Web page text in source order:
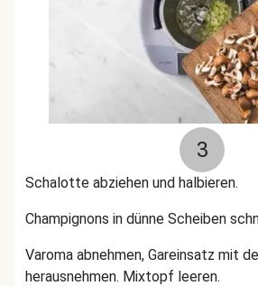
3
Schalotte abziehen und halbieren.
Champignons in dünne Scheiben
Varoma abnehmen, Gareinsatz mit
herausnehmen. Mixtopf leeren.